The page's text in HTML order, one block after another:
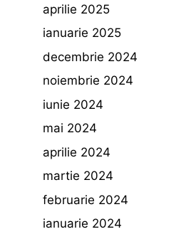
aprilie 2025
ianuarie 2025
decembrie 2024
noiembrie 2024
iunie 2024
mai 2024
aprilie 2024
martie 2024
februarie 2024
ianuarie 2024